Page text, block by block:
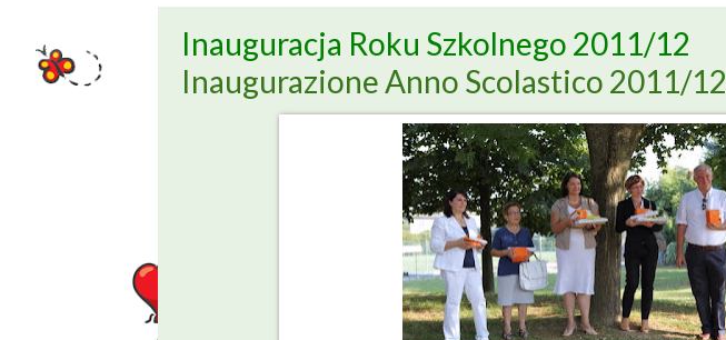
Inauguracja Roku Szkolnego 2011/12
Inaugurazione Anno Scolastico 2011/12